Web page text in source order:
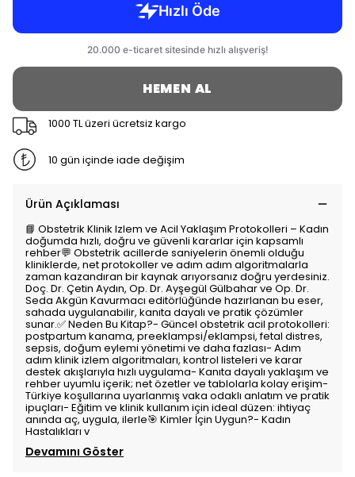
HEMEN AL
1000 TL üzeri ücretsiz kargo
10 gün içinde iade değişim
Ürün Açıklaması
📘 Obstetrik Klinik Izlem ve Acil Yaklaşım Protokolleri – Kadın
doğumda hızlı, doğru ve güvenli kararlar için kapsamlı
rehber💬 Obstetrik acillerde saniyelerin önemli olduğu
kliniklerde, net protokoller ve adım adım algoritmalarla
zaman kazandıran bir kaynak arıyorsanız doğru yerdesiniz.
Doç. Dr. Çetin Aydın, Op. Dr. Ayşegül Gülbahar ve Op. Dr.
Seda Akgün Kavurmacı editörlüğünde hazırlanan bu eser,
sahada uygulanabilir, kanıta dayalı ve pratik çözümler
sunar.✅ Neden Bu Kitap?- Güncel obstetrik acil protokolleri:
postpartum kanama, preeklampsi/eklampsi, fetal distres,
sepsis, doğum eylemi yönetimi ve daha fazlası- Adım
adım klinik izlem algoritmaları, kontrol listeleri ve karar
destek akışlarıyla hızlı uygulama- Kanıta dayalı yaklaşım ve
rehber uyumlu içerik; net özetler ve tablolarla kolay erişim-
Türkiye koşullarına uyarlanmış vaka odaklı anlatım ve pratik
ipuçları- Eğitim ve klinik kullanım için ideal düzen: ihtiyaç
anında aç, uygula, ilerle🎯 Kimler İçin Uygun?- Kadın
Hastalıkları v
Devamını Göster